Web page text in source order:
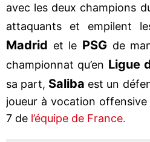
avec les deux champions
attaquants et empilent
Madrid et le PSG de
championnat qu’en Ligue
sa part, Saliba est un
joueur à vocation
7 de l’équipe de France.